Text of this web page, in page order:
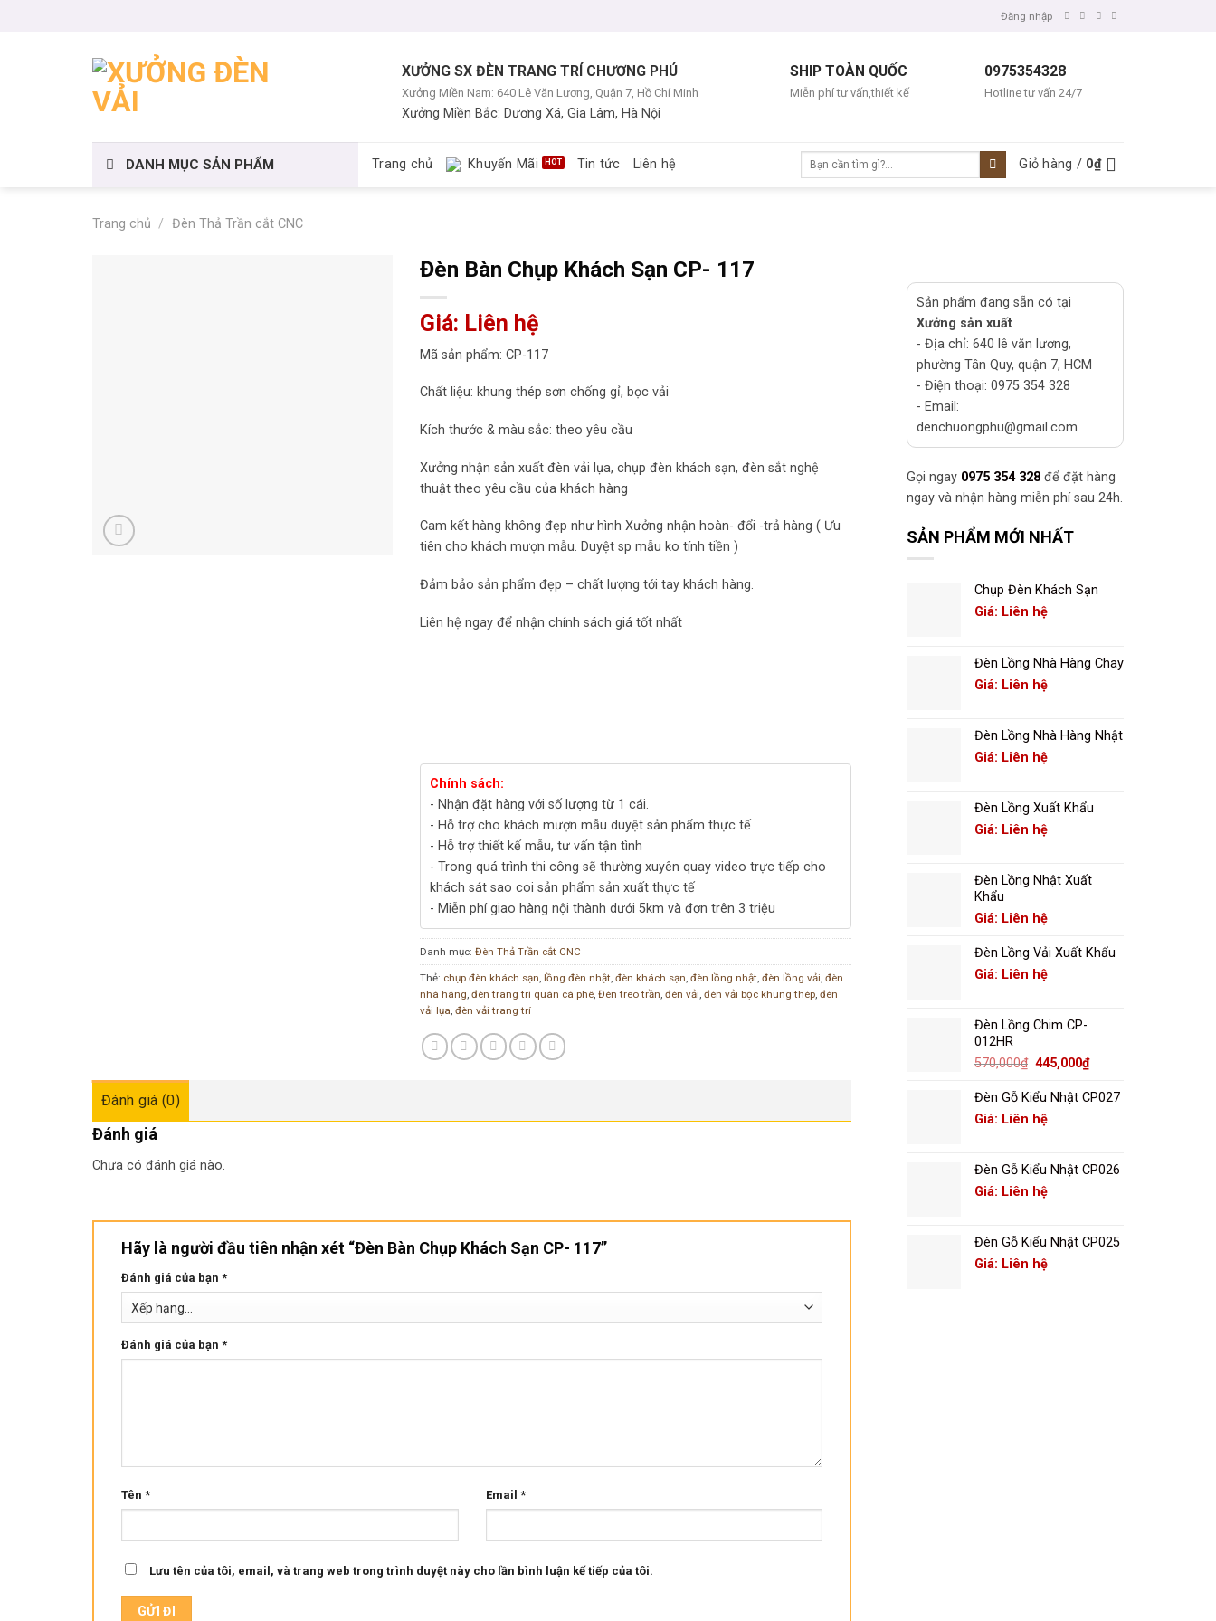
Đăng nhập
XƯỞNG SX ĐÈN TRANG TRÍ CHƯƠNG PHÚ
Xưởng Miền Nam: 640 Lê Văn Lương, Quận 7, Hồ Chí Minh
Xưởng Miền Bắc: Dương Xá, Gia Lâm, Hà Nội
SHIP TOÀN QUỐC
Miễn phí tư vấn,thiết kế
0975354328
Hotline tư vấn 24/7
DANH MỤC SẢN PHẨM Trang chủ Khuyến Mãi Tin tức Liên hệ
Tìm
kiếm:
Giỏ hàng / 0₫
Trang chủ / Đèn Thả Trần cắt CNC
Sản phẩm đang sẵn có tại
Xưởng sản xuất
- Địa chỉ: 640 lê văn lương,
phường Tân Quy, quận 7, HCM
- Điện thoại: 0975 354 328
- Email:
denchuongphu@gmail.com
Gọi ngay 0975 354 328 để đặt hàng
ngay và nhận hàng miễn phí sau 24h.
SẢN PHẨM MỚI NHẤT
Chụp Đèn Khách Sạn
Giá: Liên hệ
Đèn Lồng Nhà Hàng Chay
Giá: Liên hệ
Đèn Lồng Nhà Hàng Nhật
Giá: Liên hệ
Đèn Lồng Xuất Khẩu
Giá: Liên hệ
Đèn Lồng Nhật Xuất
Khẩu
Giá: Liên hệ
Đèn Lồng Vải Xuất Khẩu
Giá: Liên hệ
Đèn Lồng Chim CP-
012HR
570,000₫ Giá
là:
570,000₫.
445,000₫Giá
tại
Đèn Gỗ Kiểu Nhật CP027
Giá: Liên hệ
Đèn Gỗ Kiểu Nhật CP026
Giá: Liên hệ
Đèn Gỗ Kiểu Nhật CP025
Giá: Liên hệ
Đèn Bàn Chụp Khách Sạn CP- 117
Giá: Liên hệ
Mã sản phẩm: CP-117
Chất liệu: khung thép sơn chống gỉ, bọc vải
Kích thước & màu sắc: theo yêu cầu
Xưởng nhận sản xuất đèn vải lụa, chụp đèn khách sạn, đèn sắt nghệ
thuật theo yêu cầu của khách hàng
Cam kết hàng không đẹp như hình Xưởng nhận hoàn- đổi -trả hàng ( Ưu
tiên cho khách mượn mẫu. Duyệt sp mẫu ko tính tiền )
Đảm bảo sản phẩm đẹp – chất lượng tới tay khách hàng.
Liên hệ ngay để nhận chính sách giá tốt nhất
Chính sách:
- Nhận đặt hàng với số lượng từ 1 cái.
- Hỗ trợ cho khách mượn mẫu duyệt sản phẩm thực tế
- Hỗ trợ thiết kế mẫu, tư vấn tận tình
- Trong quá trình thi công sẽ thường xuyên quay video trực tiếp cho
khách sát sao coi sản phẩm sản xuất thực tế
- Miễn phí giao hàng nội thành dưới 5km và đơn trên 3 triệu
Danh mục:Đèn Thả Trần cắt CNC
Thẻ: chụp đèn khách sạn ,lồng đèn nhật ,đèn khách sạn ,đèn lồng nhật ,đèn lồng vải ,đèn
nhà hàng ,đèn trang trí quán cà phê ,Đèn treo trần ,đèn vải ,đèn vải bọc khung thép ,đèn
vải lụa ,đèn vải trang trí
Đánh giá (0)
Đánh giá
Chưa có đánh giá nào.
Hãy là người đầu tiên nhận xét “Đèn Bàn Chụp Khách Sạn CP- 117”
Đánh giá của bạn *
Đánh giá của bạn *
Tên * Email *
Lưu tên của tôi, email, và trang web trong trình duyệt này cho lần bình luận kế tiếp của tôi.